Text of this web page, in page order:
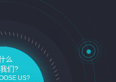
么
们?
US?